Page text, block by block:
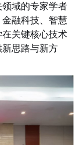
域的专家学者
融科技、智慧
关键核心技术
思路与新方